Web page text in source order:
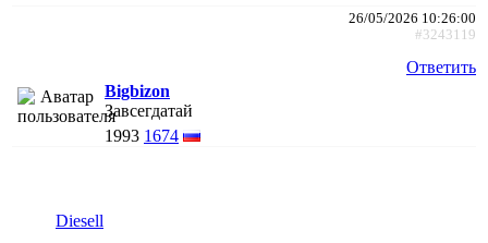
26/05/2026 10:26:00
#3243119
Ответить
Bigbizon
Завсегдатай
1993 1674
Diesell